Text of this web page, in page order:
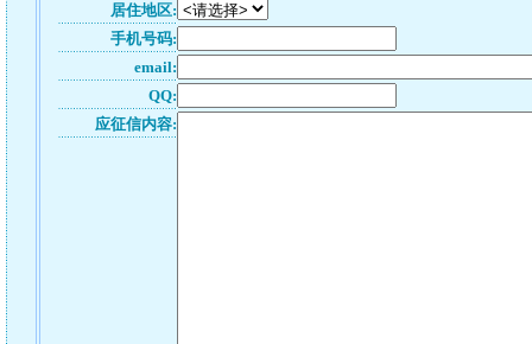
居住地区:
手机号码:
email:
QQ:
应征信内容: